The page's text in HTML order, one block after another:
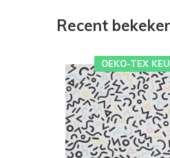
Recent
OEKO-TEX